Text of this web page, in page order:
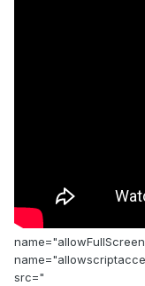
src="